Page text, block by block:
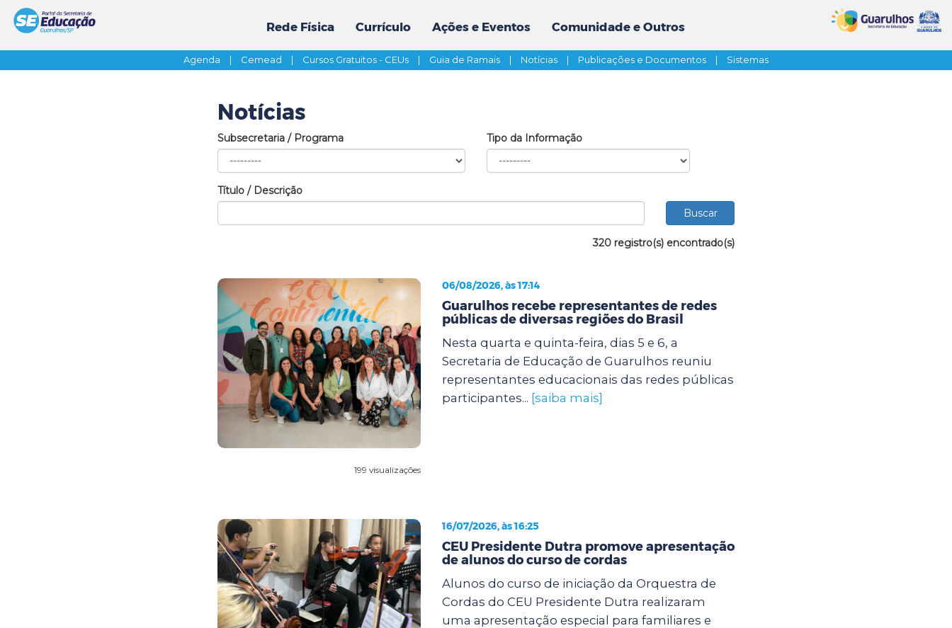
Rede Física Currículo Ações e Eventos Comunidade e Outros
Agenda | Cemead | Cursos Gratuitos - CEUs | Guia de Ramais | Notícias | Publicações e Documentos | Sistemas
Notícias
Subsecretaria / Programa Tipo da Informação
Título / Descrição
320 registro(s) encontrado(s)
199 visualizações
06/08/2026, às 17:14
Guarulhos recebe representantes de redes
públicas de diversas regiões do Brasil
Nesta quarta e quinta-feira, dias 5 e 6, a
Secretaria de Educação de Guarulhos reuniu
representantes educacionais das redes públicas
participantes... [saiba mais]
16/07/2026, às 16:25
CEU Presidente Dutra promove apresentação
de alunos do curso de cordas
Alunos do curso de iniciação da Orquestra de
Cordas do CEU Presidente Dutra realizaram
uma apresentação especial para familiares e